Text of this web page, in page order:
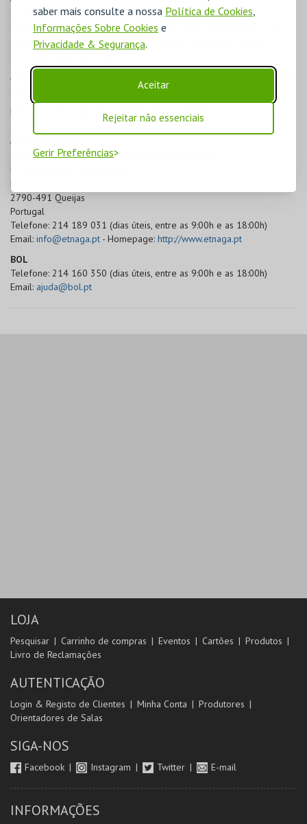
saber mais consulte a nossa Política de Cookies
Informações Sobre Cookies e
Privacidade & Segurança.
Aceitar
Rejeitar não essenciais
Gerir Preferências
O aumento do âmbito dos serviços prestados por qualquer
estabelecimento é reconhecido como uma mais-valia para os seus
clientes que encontram no mesmo espaço a oportunidade de
satisfazer várias necessidades.
A
BOL
dispõe de serviços que podem ajudá-lo a diversificar a gama
Para mais informações, contacte-nos em
A EMPRESA
Etnaga, Consultores Sistemas de Informação, Lda.
Nº Contribuinte: 502669730
Rua Cesário Verde, 35-E
2790-491 Queijas
Portugal
Telefone: 214 189 031 (dias úteis, entre as 9:00h e as 18:00h)
Email: info@etnaga.pt - Homepage: http://www.etnaga.pt
BOL
Telefone: 214 160 350 (dias úteis, entre as 9:00h e as 18:00h)
Email: ajuda@bol.pt
LOJA
Pesquisar Carrinho de compras Eventos Cartões
Produtos
Livro de Reclamações
AUTENTICAÇÃO
Login & Registo de Clientes Minha Conta
Produtores
Orientadores de Salas
SIGA-NOS
Facebook Instagram Twitter E-mail
INFORMAÇÕES